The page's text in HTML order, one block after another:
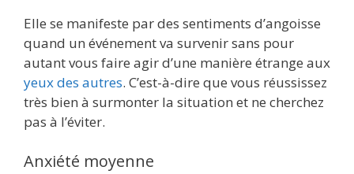
Elle se manifeste par des sentiments d’angoisse
quand un événement va survenir sans pour
autant vous faire agir d’une manière étrange aux
yeux des autres. C’est-à-dire que vous réussissez
très bien à surmonter la situation et ne cherchez
pas à l’éviter.
Anxiété moyenne